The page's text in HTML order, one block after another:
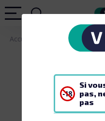
Si
pas,
pas
Accueil MATERIEL